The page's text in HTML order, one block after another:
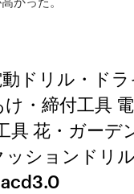
ドリル・ドラ
け・締付工具
具 花・ガーデ
ッションドリ